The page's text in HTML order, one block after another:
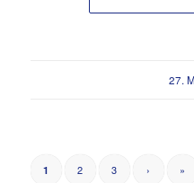
27.
1 2 3 › »